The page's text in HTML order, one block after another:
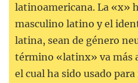
latinoamericana. La «x»
masculino latino y el
latina, sean de género
término «latinx» va más
el cual ha sido usado